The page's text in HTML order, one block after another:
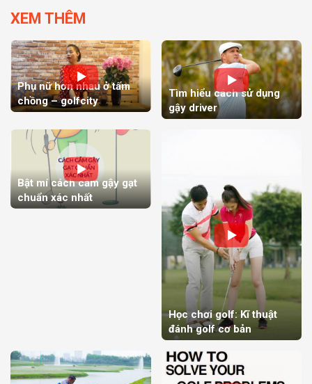
XEM THÊM
Phụ nữ hơn nhau ở tấm
chồng – golfcity
Tìm hiểu cách sử dụng
gậy driver
Bật mí cách cầm gậy gạt
chuẩn xác nhất
Học chơi golf: Kĩ thuật
đánh golf cơ bản